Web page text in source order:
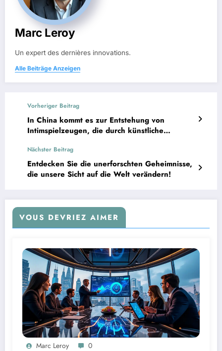
Marc Leroy
Un expert des dernières innovations.
Alle Beiträge Anzeigen
Vorheriger Beitrag
In China kommt es zur Entstehung von
Intimspielzeugen, die durch künstliche
Nächster Beitrag
Entdecken Sie die unerforschten Geheimnisse,
die unsere Sicht auf die Welt verändern!
VOUS DEVRIEZ AIMER
Marc Leroy 0